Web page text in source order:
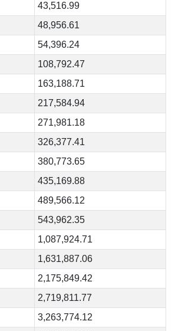
43,516.99
48,956.61
54,396.24
108,792.47
163,188.71
217,584.94
271,981.18
326,377.41
380,773.65
435,169.88
489,566.12
543,962.35
1,087,924.71
1,631,887.06
2,175,849.42
2,719,811.77
3,263,774.12